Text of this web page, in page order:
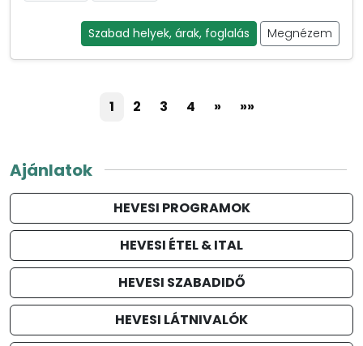
Szabad helyek, árak, foglalás Megnézem
1 2 3 4 » »»
Ajánlatok
HEVESI PROGRAMOK
HEVESI ÉTEL & ITAL
HEVESI SZABADIDŐ
HEVESI LÁTNIVALÓK